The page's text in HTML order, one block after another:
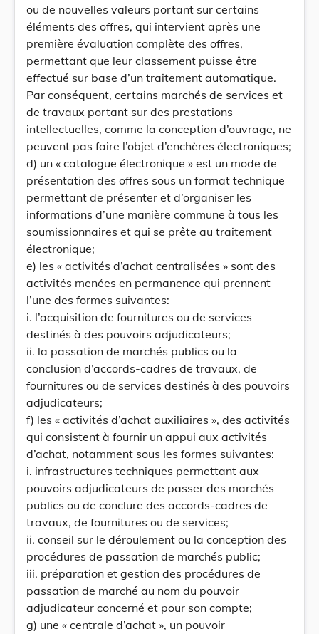
ou de nouvelles valeurs portant sur certains
éléments des offres, qui intervient après une
première évaluation complète des offres,
permettant que leur classement puisse être
effectué sur base d’un traitement automatique.
Par conséquent, certains marchés de services et
de travaux portant sur des prestations
intellectuelles, comme la conception d’ouvrage, ne
peuvent pas faire l’objet d’enchères électroniques;
d) un « catalogue électronique » est un mode de
présentation des offres sous un format technique
permettant de présenter et d’organiser les
informations d’une manière commune à tous les
soumissionnaires et qui se prête au traitement
électronique;
e) les « activités d’achat centralisées » sont des
activités menées en permanence qui prennent
l’une des formes suivantes:
i. l’acquisition de fournitures ou de services
destinés à des pouvoirs adjudicateurs;
ii. la passation de marchés publics ou la
conclusion d’accords-cadres de travaux, de
fournitures ou de services destinés à des pouvoirs
adjudicateurs;
f) les « activités d’achat auxiliaires », des activités
qui consistent à fournir un appui aux activités
d’achat, notamment sous les formes suivantes:
i. infrastructures techniques permettant aux
pouvoirs adjudicateurs de passer des marchés
publics ou de conclure des accords-cadres de
travaux, de fournitures ou de services;
ii. conseil sur le déroulement ou la conception des
procédures de passation de marchés public;
iii. préparation et gestion des procédures de
passation de marché au nom du pouvoir
adjudicateur concerné et pour son compte;
g) une « centrale d’achat », un pouvoir